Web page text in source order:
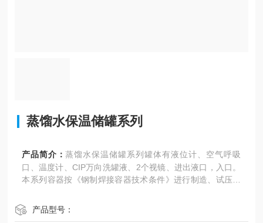
蒸馏水保温储罐系列
产品简介：蒸馏水保温储罐系列罐体有液位计、空气呼吸
口、温度计、CIP万向洗罐液、2个视镜、进出液口，入口。
本系列容器按《钢制焊接容器技术条件》进行制造、试压和
户实际需要进行设计、加工。
产品型号：